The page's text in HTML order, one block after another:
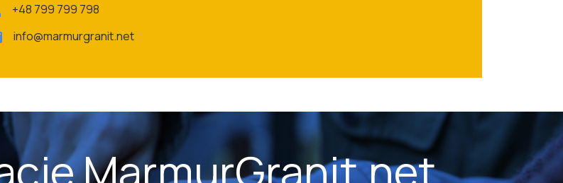
+48 799 799 798
info@marmurgranit.net
MarmurGranit.net